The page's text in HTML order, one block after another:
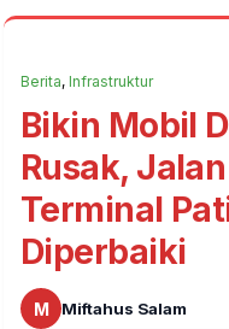
Berita, Infrastruktur
Bikin Mobil
Rusak,
Terminal
Diperbaiki
M Miftahus Salam